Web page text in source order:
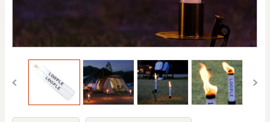
価格で探す
20000
円 ～ 円
クリア OK